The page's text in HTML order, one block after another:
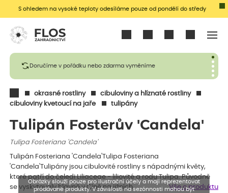
S ohledem na vysoké teploty odesíláme pouze od pondělí do středy
Doručíme v pořádku nebo zdarma vyměníme
okrasné rostliny
cibuloviny a hlíznaté rostliny
cibuloviny kvetoucí na jaře
tulipány
Tulipán Fosterův 'Candela'
Tulipa Fosteriana 'Candela'
Tulipán Fosteriana 'Candela'Tulipa Fosteriana
'Candela'Tulipány jsou cibulovité rostliny s nápadnými květy,
které patří do čeledi Liliaceae - liliovité a rodu Tulipa. Původně
se vyskytovaly hlavně v Číně na jižních…
Vše o produktu
Obrázky slouží pouze pro ilustrační účely a mají reprezentovat
prodávané produkty. V závislosti na sezónnosti mohou být